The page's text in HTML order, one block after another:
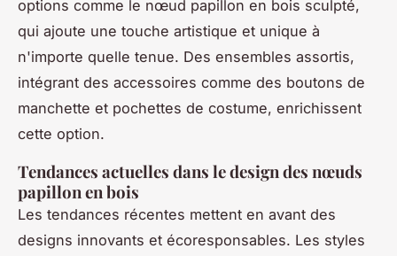
options comme le nœud papillon en bois sculpté,
qui ajoute une touche artistique et unique à
n'importe quelle tenue. Des ensembles assortis,
intégrant des accessoires comme des boutons de
manchette et pochettes de costume, enrichissent
cette option.
Tendances actuelles dans le design des nœuds
papillon en bois
Les tendances récentes mettent en avant des
designs innovants et écoresponsables. Les styles